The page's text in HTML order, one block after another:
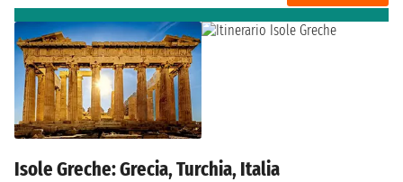
Isole Greche: Grecia, Turchia, Italia